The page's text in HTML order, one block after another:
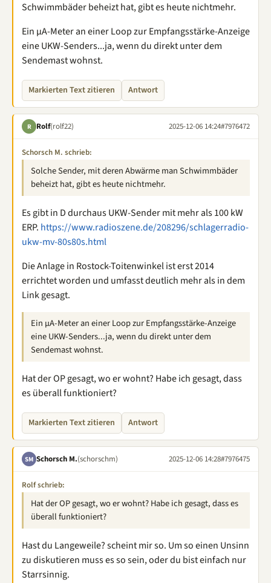
Schwimmbäder beheizt hat, gibt es heute nichtmehr.
Ein µA-Meter an einer Loop zur Empfangsstärke-Anzeige
eine UKW-Senders...ja, wenn du direkt unter dem
Sendemast wohnst.
Markierten Text zitieren Antwort
R Rolf(rolf22) 2025-12-06 14:24#7976472
Schorsch M. schrieb:
Solche Sender, mit deren Abwärme man Schwimmbäder
beheizt hat, gibt es heute nichtmehr.
Es gibt in D durchaus UKW-Sender mit mehr als 100 kW
ERP. https://www.radioszene.de/208296/schlagerradio-
ukw-mv-80s80s.html
Die Anlage in Rostock-Toitenwinkel ist erst 2014
errichtet worden und umfasst deutlich mehr als in dem
Link gesagt.
Ein µA-Meter an einer Loop zur Empfangsstärke-Anzeige
eine UKW-Senders...ja, wenn du direkt unter dem
Sendemast wohnst.
Hat der OP gesagt, wo er wohnt? Habe ich gesagt, dass
es überall funktioniert?
Markierten Text zitieren Antwort
SM Schorsch M.(schorschm) 2025-12-06 14:28#7976475
Rolf schrieb:
Hat der OP gesagt, wo er wohnt? Habe ich gesagt, dass es
überall funktioniert?
Hast du Langeweile? scheint mir so. Um so einen Unsinn
zu diskutieren muss es so sein, oder du bist einfach nur
Starrsinnig.